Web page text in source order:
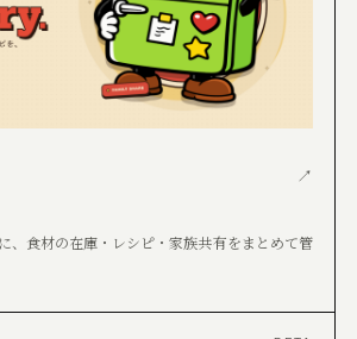
↗
、食材の在庫・レシピ・家族共有をまとめて管